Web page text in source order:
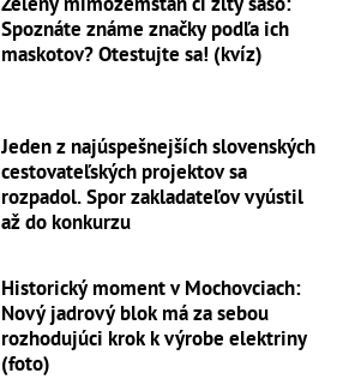
Spoznáte známe značky podľa ich
maskotov? Otestujte sa! (kvíz)
Jeden z najúspešnejších slovenských
cestovateľských projektov sa
rozpadol. Spor zakladateľov vyústil
až do konkurzu
Historický moment v Mochovciach:
Nový jadrový blok má za sebou
rozhodujúci krok k výrobe elektriny
(foto)